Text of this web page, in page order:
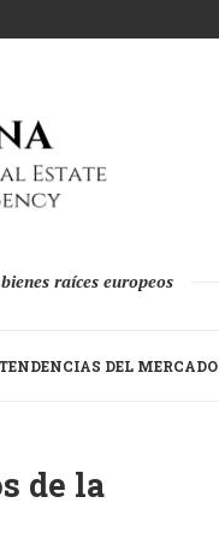
raíces europeos
TENDENCIAS DEL MERCADO
de la